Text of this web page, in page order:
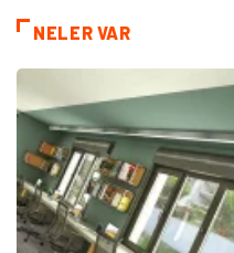
NELER VAR